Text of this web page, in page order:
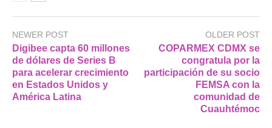
NEWER POST
Digibee capta 60 millones
de dólares de Series B
para acelerar crecimiento
en Estados Unidos y
América Latina
OLDER POST
COPARMEX CDMX se
congratula por la
participación de su socio
FEMSA con la
comunidad de
Cuauhtémoc